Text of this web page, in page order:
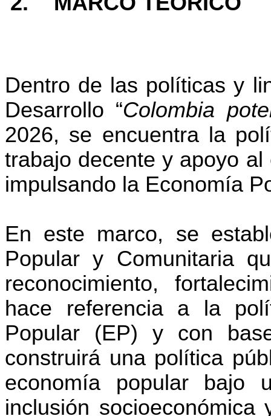
Dentro de las políticas y
Desarrollo “Colombia
2026, se encuentra la
trabajo decente y apoyo
impulsando la Economía
En este marco, se
Popular y Comunitaria
reconocimiento,
hace referencia a la
Popular (EP) y con
construirá una política
economía popular bajo
inclusión